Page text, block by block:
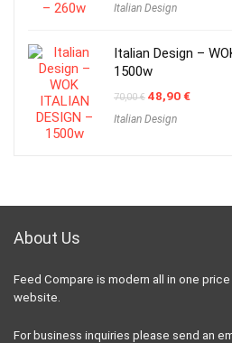
was:
Italian Design
Italian Design –
1500w
70,00€ Original
was:
48,90€Current
Italian Design
About Us
Feed Compare is modern all in one
website.
For business inquiries please send an